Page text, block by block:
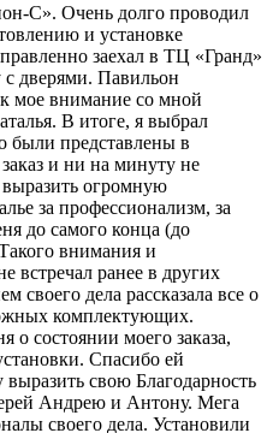
С». Очень долго проводил
и установке
заехал в ТЦ «Гранд»
дверями. Павильон
мое внимание со мной
В итоге, я выбрал
были представлены в
и ни на минуту не
огромную
за профессионализм, за
до самого конца (до
внимания и
встречал ранее в других
своего дела рассказала все о
комплектующих.
о состоянии моего заказа,
Спасибо ей
свою Благодарность
Андрею и Антону. Мега
своего дела. Установили